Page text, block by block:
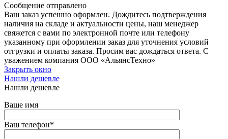
Сообщение отправлено
Ваш заказ успешно оформлен. Дождитесь подтверждения
наличия на складе и актуальности цены, наш менеджер
свяжется с вами по электронной почте или телефону
указанному при оформлении заказ для уточнения условий
отгрузки и оплаты заказа. Просим вас дождаться ответа. С
уважением компания ООО «АльянсТехно»
Закрыть окно
Нашли дешевле
Нашли дешевле
Ваше имя
Ваш телефон*